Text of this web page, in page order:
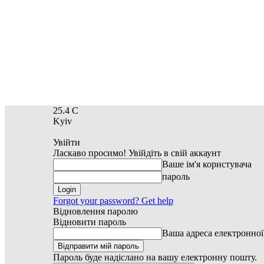
25.4 C
Kyiv
Увійти
Ласкаво просимо! Увійдіть в свій аккаунт
Ваше ім'я користувача
пароль
Forgot your password? Get help
Відновлення паролю
Відновити пароль
Ваша адреса
Пароль буде надіслано на вашу електронну пошту.